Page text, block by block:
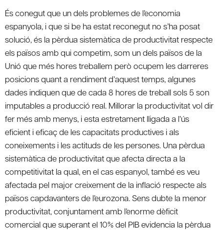
És conegut que un dels problemes de l’economia
espanyola, i que si be ha estat reconegut no s’ha posat
solució, és la pèrdua sistemàtica de productivitat respecte
els països amb qui competim, som un dels països de la
Unió que més hores treballem però ocupem les darreres
posicions quant a rendiment d’aquest temps, algunes
dades indiquen que de cada 8 hores de treball sols 5 son
imputables a producció real. Millorar la productivitat vol dir
fer més amb menys, i esta estretament lligada a l’ús
eficient i eficaç de les capacitats productives i als
coneixements i les actituds de les persones. Una pèrdua
sistemàtica de productivitat que afecta directa a la
competitivitat la qual, en el cas espanyol, també es veu
afectada pel major creixement de la inflació respecte als
països capdavanters de l’eurozona. Sens dubte la menor
productivitat, conjuntament amb l’enorme dèficit
comercial que superant el 10% del PIB evidencia la pèrdua